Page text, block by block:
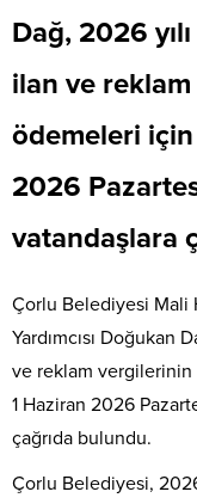
Dağ, 2026
ilan ve
ödemeleri
2026
vatandaşlara
Çorlu Belediyesi Mali
Yardımcısı Doğukan
ve reklam
1 Haziran 2026
çağrıda bulundu.
Çorlu Belediyesi,